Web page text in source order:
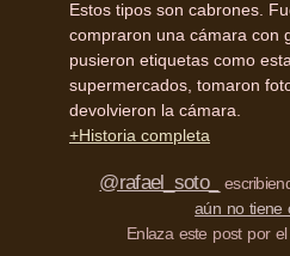
Estos tipos son cabrones.
compraron una cámara con
pusieron etiquetas como
supermercados, tomaron
devolvieron la cámara.
+Historia completa
@rafael_soto_
aún no tiene
Enlaza este post por el